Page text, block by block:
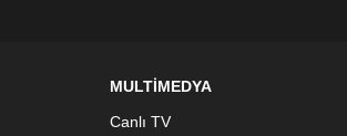
MULTİMEDYA
Canlı TV